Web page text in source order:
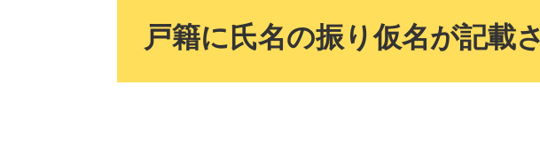
戸籍に氏名の振り仮名が記載